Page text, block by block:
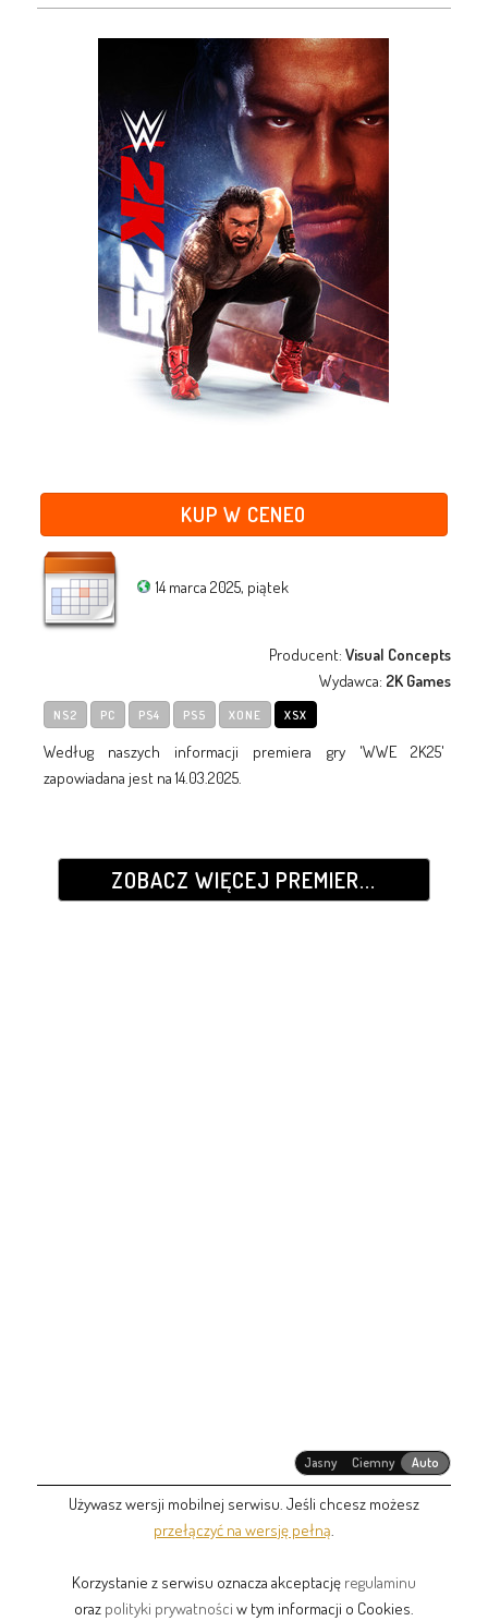
KUP W CENEO
14 marca 2025, piątek
Producent:Visual Concepts
Wydawca: 2K Games
NS2 PC PS4 PS5 XONE XSX
Według naszych informacji premiera gry 'WWE 2K25'
zapowiadana jest na 14.03.2025.
ZOBACZ WIĘCEJ PREMIER...
Jasny Ciemny Auto
Używasz wersji mobilnej serwisu. Jeśli chcesz możesz
przełączyć na wersję pełną
Korzystanie z serwisu oznacza akceptację regulaminu
oraz polityki prywatności w tym informacji o Cookies.